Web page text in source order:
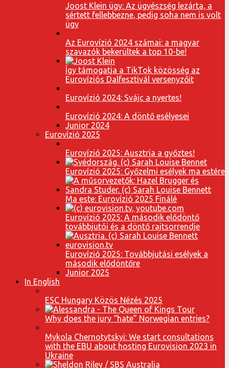
Joost Klein ügy: Az ügyészség lezárta, a
sértett fellebbezne, pedig soha nem is volt
ügy
Az Eurovízió 2024 számai: a magyar
szavazók bekerültek a top 10-be!
Így támogatja a TikTok közösség az
Eurovíziós Dalfesztivál versenyzőit
Eurovízió 2024: Svájc a nyertes!
Eurovízió 2024: A döntő esélyesei
Junior 2024
Eurovízió 2025
Eurovízió 2025: Ausztria a győztes!
Eurovízió 2025: Győzelmi esélyek ma estére
Ma este: Eurovízió 2025 Finálé
Eurovízió 2025: A második elődöntő
továbbjutói és a döntő rajtsorrendje
Eurovízió 2025: Továbbjutási esélyek a
második elődöntőre
Junior 2025
In English
ESC Hungary Közös Nézés 2025
Why does the jury “hate” Norwegian entries?
Mykola Chernotytskyi: We start consultations
with the EBU about hosting Eurovision 2023 in
Ukraine